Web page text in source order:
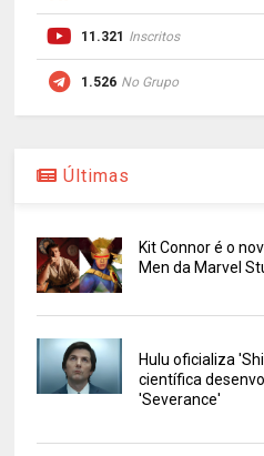
11.321 Inscritos
1.526 No Grupo
Últimas
Kit Connor é o
Men da Marvel
Hulu oficializa
científica
'Severance'